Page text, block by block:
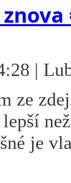
|
ze
je